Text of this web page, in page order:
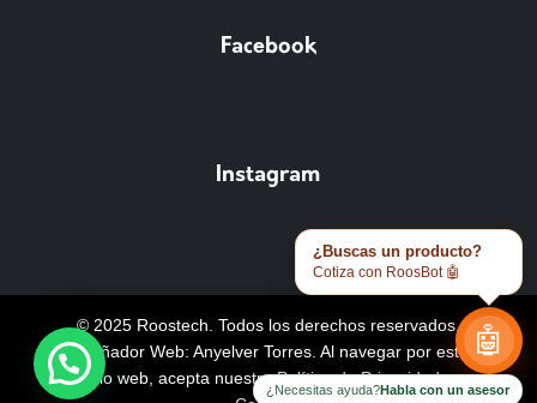
Facebook
Instagram
© 2025 Roostech. Todos los derechos reservados.
Diseñador Web: Anyelver Torres . Al navegar por este
sitio web, acepta nuestraPolítica de Privacidad y
¿Buscas un producto?
Cotiza con RoosBot 🤖
🤖
¿Necesitas ayuda?Habla con un asesor